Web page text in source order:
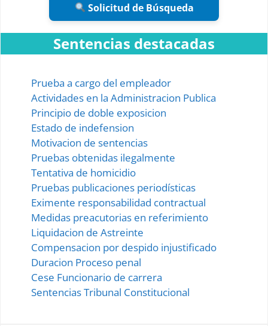
Solicitud de Búsqueda
Sentencias destacadas
Prueba a cargo del empleador
Actividades en la Administracion Publica
Principio de doble exposicion
Estado de indefension
Motivacion de sentencias
Pruebas obtenidas ilegalmente
Tentativa de homicidio
Pruebas publicaciones periodísticas
Eximente responsabilidad contractual
Medidas preacutorias en referimiento
Liquidacion de Astreinte
Compensacion por despido injustificado
Duracion Proceso penal
Cese Funcionario de carrera
Sentencias Tribunal Constitucional